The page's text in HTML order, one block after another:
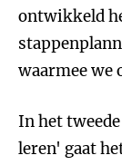
ontwikkeld
waarmee we
In het
leren' gaat